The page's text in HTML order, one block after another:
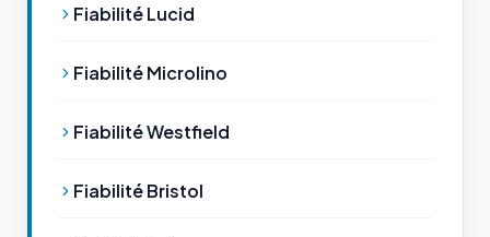
Fiabilité Lucid
Fiabilité Microlino
Fiabilité Westfield
Fiabilité Bristol